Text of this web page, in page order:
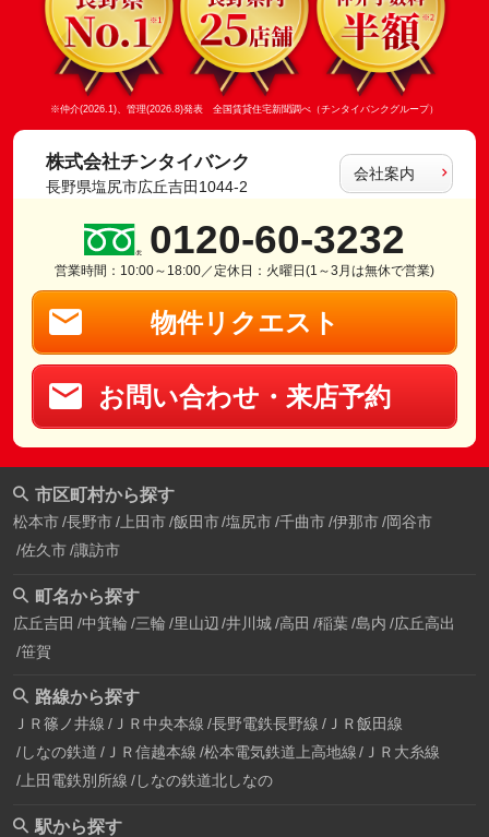
※仲介(2026.1)、管理(2026.8)発表 全国賃貸住宅新聞調べ（チンタイバンクグループ）
株式会社チンタイバンク
長野県塩尻市広丘吉田1044-2
会社案内
0120-60-3232
営業時間：10:00～18:00／定休日：火曜日(1～3月は無休で営業)
物件リクエスト
お問い合わせ・来店予約
市区町村から探す
松本市 長野市 上田市 飯田市 塩尻市 千曲市 伊那市 岡谷市
佐久市 諏訪市
町名から探す
広丘吉田 中箕輪 三輪 里山辺 井川城 高田 稲葉 島内 広丘高出
笹賀
路線から探す
ＪＲ篠ノ井線 ＪＲ中央本線 長野電鉄長野線 ＪＲ飯田線
しなの鉄道 ＪＲ信越本線 松本電気鉄道上高地線
ＪＲ大糸線
上田電鉄別所線 しなの鉄道北しなの
駅から探す